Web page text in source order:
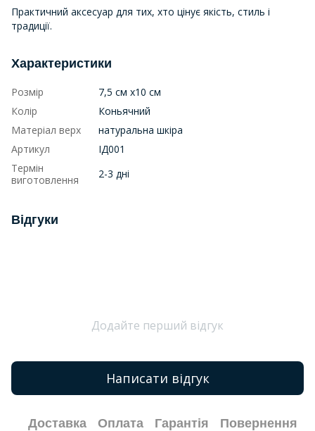
Практичний аксесуар для тих, хто цінує якість, стиль і
традиції.
Характеристики
Розмір
7,5 см х10 см
Колір
Коньячний
Матеріал верх
натуральна шкіра
Артикул
ІД001
Термін
виготовлення
2-3 дні
Відгуки
Додайте перший відгук
Написати відгук
Доставка Оплата Гарантія Повернення